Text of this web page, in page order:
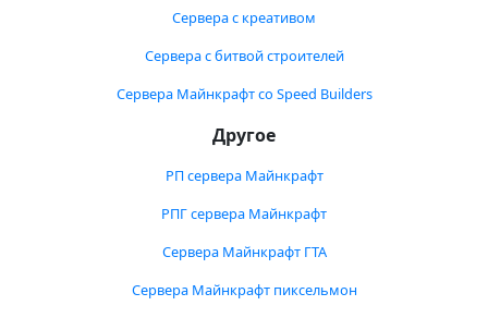
Сервера с креативом
Сервера с битвой строителей
Сервера Майнкрафт со Speed Builders
Другое
РП сервера Майнкрафт
РПГ сервера Майнкрафт
Сервера Майнкрафт ГТА
Сервера Майнкрафт пиксельмон